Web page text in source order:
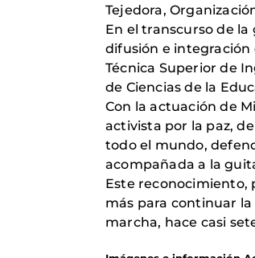
Tejedora,
En el transcurso de
difusión e integración
Técnica Superior de
de Ciencias de la
Con la actuación de
activista por la paz,
todo el mundo,
acompañada a la
Este reconocimiento,
más para continuar
marcha, hace casi